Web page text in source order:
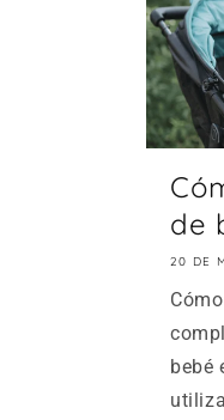
de
20 DE
bebé